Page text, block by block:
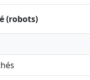
(robots)